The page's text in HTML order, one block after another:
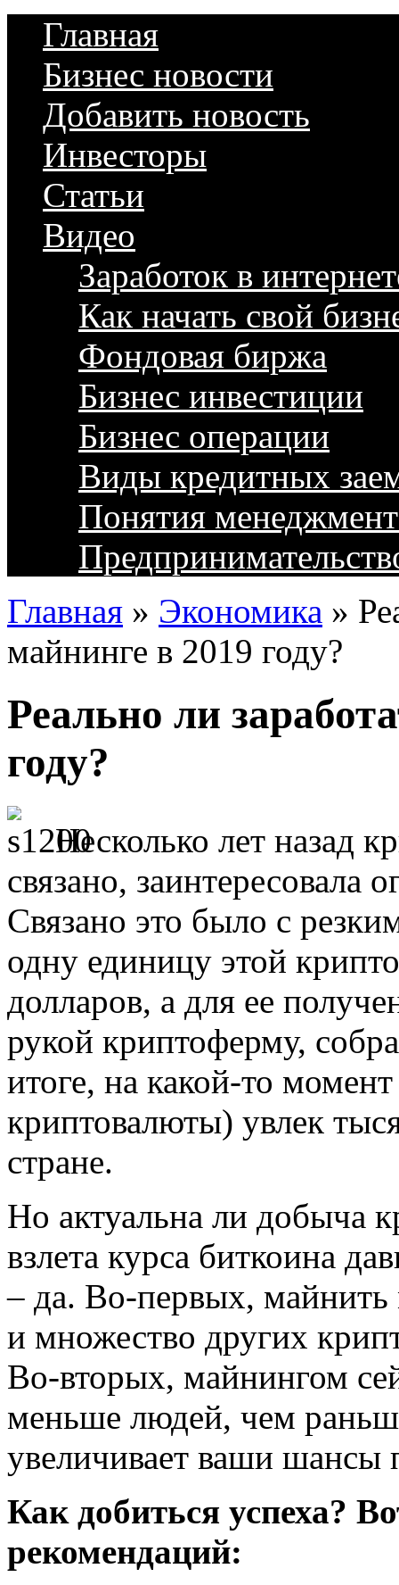
Главная
Бизнес новости
Добавить новость
Инвесторы
Статьи
Видео
Заработок в
Как начать свой
Фондовая биржа
Бизнес инвестиции
Бизнес операции
Виды кредитных
Понятия
Главная » Экономика »
майнинге в 2019 году?
Реально ли
году?
Несколько лет назад
связано, заинтересовала
Связано это было с
одну единицу этой
долларов, а для ее
рукой криптоферму,
итоге, на какой-то
криптовалюты) увлек
стране.
Но актуальна ли добыча
взлета курса биткоина
– да. Во-первых,
и множество других
Во-вторых, майнингом
меньше людей, чем
увеличивает ваши шансы
Как добиться успеха?
рекомендаций: